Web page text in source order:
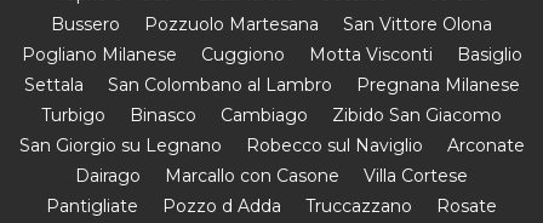
Bussero
Pozzuolo Martesana
San Vittore Olona
Pogliano Milanese
Cuggiono Motta Visconti
Basiglio
Settala
San Colombano al Lambro
Pregnana Milanese
Turbigo
Binasco Cambiago
Zibido San Giacomo
San Giorgio su Legnano
Robecco sul Naviglio
Arconate
Dairago
Marcallo con Casone
Villa Cortese
Pantigliate
Pozzo d Adda Truccazzano Rosate